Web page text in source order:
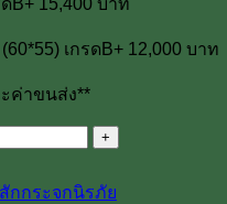
เกรดB+ 12,000 บาท
ค่าขนส่ง**
กกระจกนิรภัย